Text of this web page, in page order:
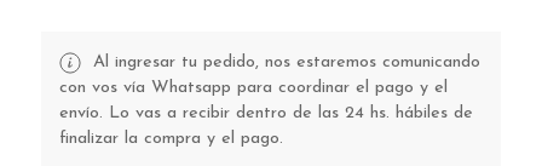
Al ingresar tu pedido, nos estaremos comunicando
con vos vía Whatsapp para coordinar el pago y el
envío. Lo vas a recibir dentro de las 24 hs. hábiles de
finalizar la compra y el pago.